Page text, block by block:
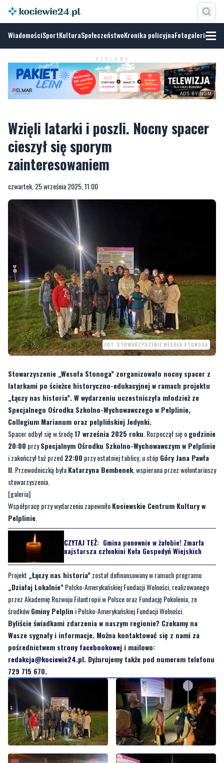
WiadomościSportKulturaSpołeczeństwoKronika policyjnaFotogalerie
REKLAMA
NGM
Wzięli latarki i poszli. Nocny spacer
zainteresowaniem
czwartek, 25 września 2025, 11:00
FOT. STOWARZYSZENIE WESOŁA STONOGA
Stowarzyszenie „Wesoła Stonoga” zorganizowało nocny spacer z
latarkami po ścieżce historyczno-edukacyjnej w ramach projektu
Specjalnego Ośrodka Szkolno-Wychowawczego w Pelplinie,
Collegium Marianum oraz pelplińskiej Jedynki.
Spacer odbył się w środę17 września 2025 roku. Rozpoczął się ogodzinie
20:00przySpecjalnym Ośrodku Szkolno-Wychowawczym w Pelplinie
i zakończył tuż przed22:00przy ostatniej tablicy, u stóp
II. Przewodniczką byłaKatarzyna Bembenek, wspierana przez wolontariuszy
stowarzyszenia.
[galeria]
Współpracę przy wydarzeniu zapewniłoKociewskie Centrum Kultury w
Pelplinie.
CZYTAJ TEŻ: Gmina ponownie w żałobie! Zmarła
„Łączy nas historia”został dofinansowany w ramach programu
„Działaj Lokalnie” Polsko-Amerykańskiej Fundacji Wolności, realizowanego
przez Akademię Rozwoju Filantropii w Polsce oraz Fundację Pokolenia, ze
środków Gminy Pelplini Polsko-Amerykańskiej Fundacji Wolności.
Byliście świadkami zdarzenia w naszym regionie? Czekamy na
Wasze sygnały i informacje. Można kontaktować się z nami za
pośrednictwemstrony facebookoweji mailowo:
redakcja@kociewie24.pl. Dyżurujemy także pod numerem telefonu
729 715 670.